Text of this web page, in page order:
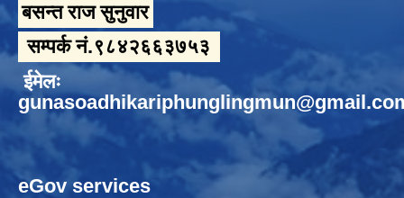
बसन्त राज सुनुवार
सम्पर्क नं.९८४२६६३७५३
ईमेलः
eGov services